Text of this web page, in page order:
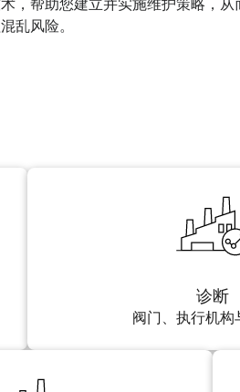
乱风险。
诊断
阀门、执行机构